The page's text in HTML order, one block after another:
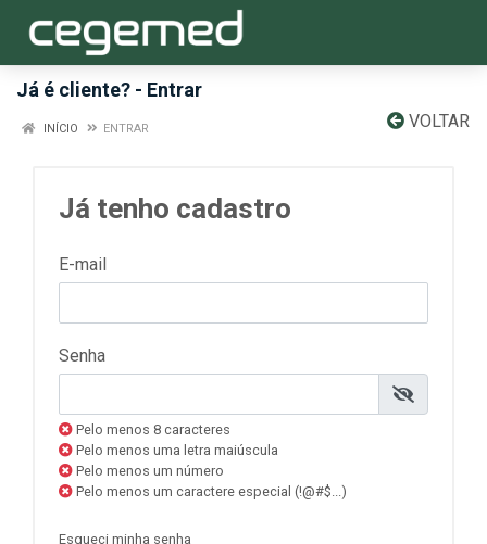
Já é cliente? - Entrar
VOLTAR
INÍCIO ENTRAR
Já tenho cadastro
E-mail
Senha
Pelo menos 8 caracteres
Pelo menos uma letra maiúscula
Pelo menos um número
Pelo menos um caractere especial (!@#$...)
Esqueci minha senha